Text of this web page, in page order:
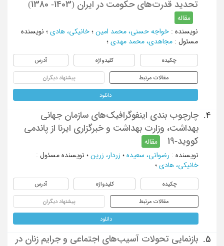
تحدید قدرت‌های حکومت در ایران (1403- 1380)
مقاله
نویسنده : خواجه حسنی، محمد امین ؛ خانیکی، هادی ؛ نویسنده
مسئول : مجاهدی، محمد مهدی ؛
چکیده کلیدواژه آدرس
مقالات مرتبط پیشنهاد دیگران
دانلود
4.
چارچوب بندی اینفوگرافیک‌های سازمان جهانی
بهداشت، وزارت بهداشت و خبرگزاری ایرنا از پاندمی
کووید-19
مقاله
نویسنده : رضوانی، سعیده ؛ زردار، زرین ؛ نویسنده مسئول :
خانیکی، هادی ؛
چکیده کلیدواژه آدرس
مقالات مرتبط پیشنهاد دیگران
دانلود
5.
بازنمایی تحولات آسیب‌های اجتماعی و جرایم زنان در